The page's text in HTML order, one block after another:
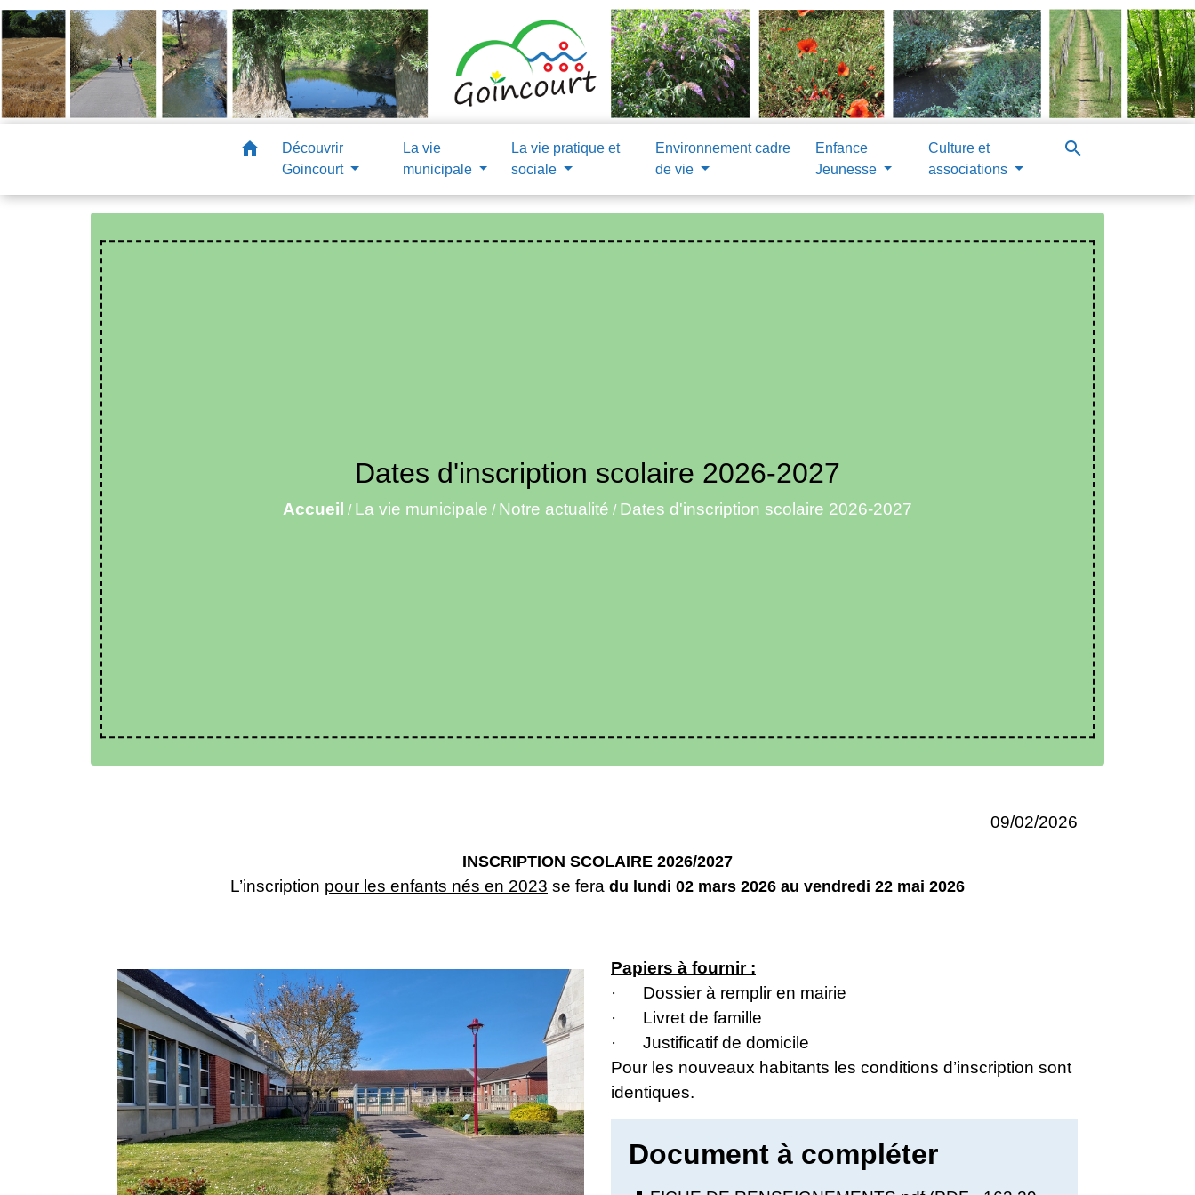
home
Découvrir
Goincourt
La vie
municipale
La vie pratique et
sociale
Environnement cadre
de vie
Enfance
Jeunesse
Culture et
associations
search
Dates d'inscription scolaire 2026-2027
Accueil / La vie municipale / Notre actualité / Dates d'inscription scolaire 2026-2027
09/02/2026
INSCRIPTION SCOLAIRE 2026/2027
L’inscription pour les enfants nés en 2023 se fera du lundi 02 mars 2026 au vendredi 22 mai 2026
Papiers à fournir :
· Dossier à remplir en mairie
· Livret de famille
· Justificatif de domicile
Pour les nouveaux habitants les conditions d’inscription sont
identiques.
Document à compléter